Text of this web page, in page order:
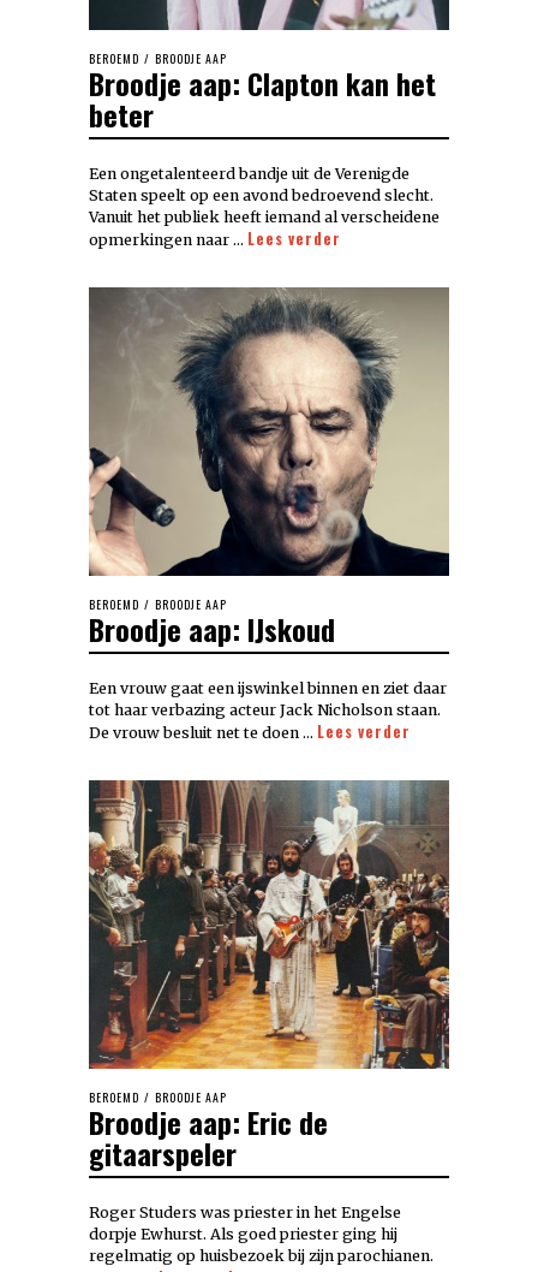
BEROEMD / BROODJE AAP
Broodje aap: Clapton kan het
beter
Een ongetalenteerd bandje uit de Verenigde
Staten speelt op een avond bedroevend slecht.
Vanuit het publiek heeft iemand al verscheidene
opmerkingen naar … Lees verder
BEROEMD / BROODJE AAP
Broodje aap: IJskoud
Een vrouw gaat een ijswinkel binnen en ziet daar
tot haar verbazing acteur Jack Nicholson staan.
De vrouw besluit net te doen … Lees verder
BEROEMD / BROODJE AAP
Broodje aap: Eric de
gitaarspeler
Roger Studers was priester in het Engelse
dorpje Ewhurst. Als goed priester ging hij
regelmatig op huisbezoek bij zijn parochianen.